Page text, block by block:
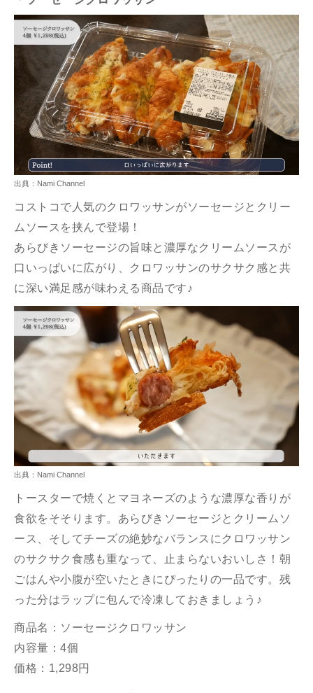
出典：Nami Channel
コストコで人気のクロワッサンがソーセージとクリー
ムソースを挟んで登場！
あらびきソーセージの旨味と濃厚なクリームソースが
口いっぱいに広がり、クロワッサンのサクサク感と共
に深い満足感が味わえる商品です♪
出典：Nami Channel
トースターで焼くとマヨネーズのような濃厚な香りが
食欲をそそります。あらびきソーセージとクリームソ
ース、そしてチーズの絶妙なバランスにクロワッサン
のサクサク食感も重なって、止まらないおいしさ！朝
ごはんや小腹が空いたときにぴったりの一品です。残
った分はラップに包んで冷凍しておきましょう♪
商品名：ソーセージクロワッサン
内容量：4個
価格：1,298円